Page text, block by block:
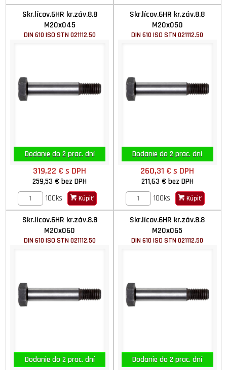
Skr.lícov.6HR kr.záv.8.8
M20x045
DIN 610 ISO STN 021112.50
Dodanie do 2 prac. dní
319,22 €s DPH
259,53 €bez DPH
100ks
Kúpiť
Skr.lícov.6HR kr.záv.8.8
M20x050
DIN 610 ISO STN 021112.50
Dodanie do 2 prac. dní
260,31 €s DPH
211,63 € bez DPH
100ks
Kúpiť
Skr.lícov.6HR kr.záv.8.8
M20x060
DIN 610 ISO STN 021112.50
Dodanie do 2 prac. dní
Skr.lícov.6HR kr.záv.8.8
M20x065
DIN 610 ISO STN 021112.50
Dodanie do 2 prac. dní